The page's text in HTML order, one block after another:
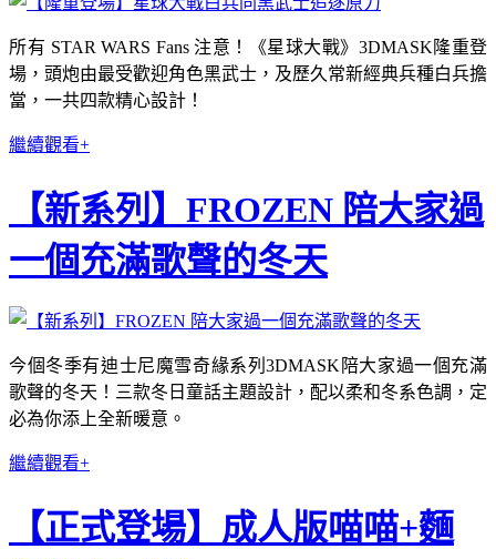
所有 STAR WARS Fans 注意！《星球大戰》3DMASK隆重登
場，頭炮由最受歡迎角色黑武士，及歷久常新經典兵種白兵擔
當，一共四款精心設計！
繼續觀看+
【新系列】FROZEN 陪大家過
一個充滿歌聲的冬天
今個冬季有迪士尼魔雪奇緣系列3DMASK陪大家過一個充滿
歌聲的冬天！三款冬日童話主題設計，配以柔和冬系色調，定
必為你添上全新暖意。
繼續觀看+
【正式登場】成人版喵喵+麵